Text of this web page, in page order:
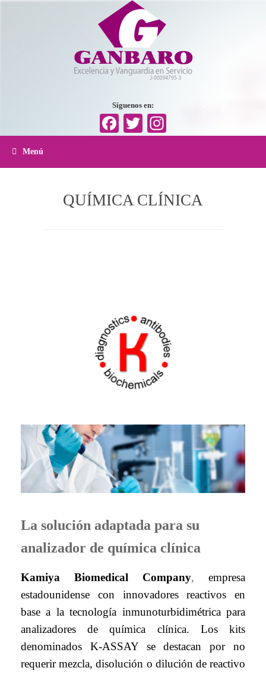
Síguenos en:
Facebook
Twitter
Menú
QUÍMICA CLÍNICA
La solución adaptada para su
analizador de química clínica
Kamiya Biomedical Company, empresa
estadounidense con innovadores reactivos en
base a la tecnología inmunoturbidimétrica para
analizadores de química clínica. Los kits
denominados K-ASSAY se destacan por no
requerir mezcla, disolución o dilución de reactivo